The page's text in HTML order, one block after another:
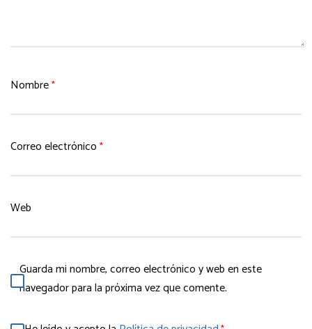
Nombre*
Correo electrónico *
Web
Guarda mi nombre, correo electrónico y web en este
navegador para la próxima vez que comente.